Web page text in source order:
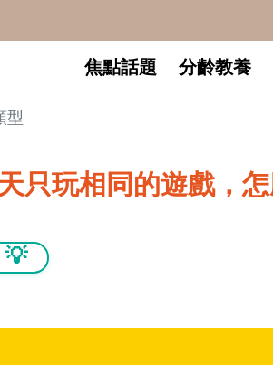
焦點話題 分齡教養
型
只玩相同的遊戲，
💡